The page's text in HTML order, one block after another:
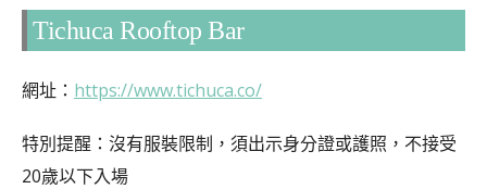
Tichuca Rooftop Bar
網址： https://www.tichuca.co/
特別提醒：沒有服裝限制，須出示身分證或護照，不接受
20歲以下入場